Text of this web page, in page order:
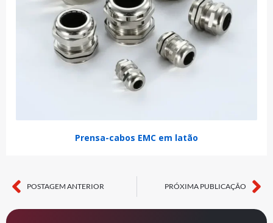
Prensa-cabos EMC em latão
Anterior
POSTAGEM ANTERIOR PRÓXIMA PUBLICAÇÃO